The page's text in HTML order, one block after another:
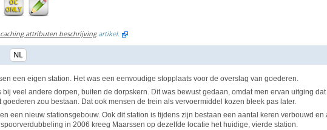
attributen beschrijvingartikel.
NL
een eigen station. Het was een eenvoudige stopplaats voor de overslag van goederen.
bij veel andere dorpen, buiten de dorpskern. Dit was bewust gedaan, omdat men ervan uitging
zou bestaan. Dat ook mensen de trein als vervoermiddel kozen bleek pas later.
een nieuw stationsgebouw. Ook dit station is tijdens zijn bestaan een aantal keren verbouwd en
in 2006 kreeg Maarssen op dezelfde locatie het huidige, vierde station.